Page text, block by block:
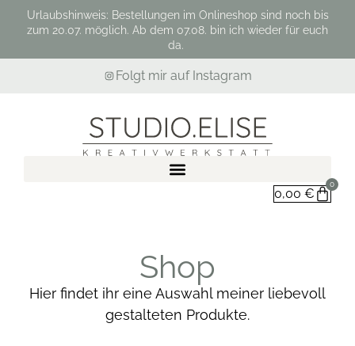
Urlaubshinweis: Bestellungen im Onlineshop sind noch bis
zum 20.07. möglich. Ab dem 07.08. bin ich wieder für euch
da.
Folgt mir auf Instagram
0,00 €
0
Shop
Hier findet ihr eine Auswahl meiner liebevoll
gestalteten Produkte.